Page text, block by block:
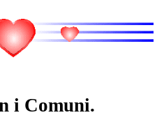
i Comuni.